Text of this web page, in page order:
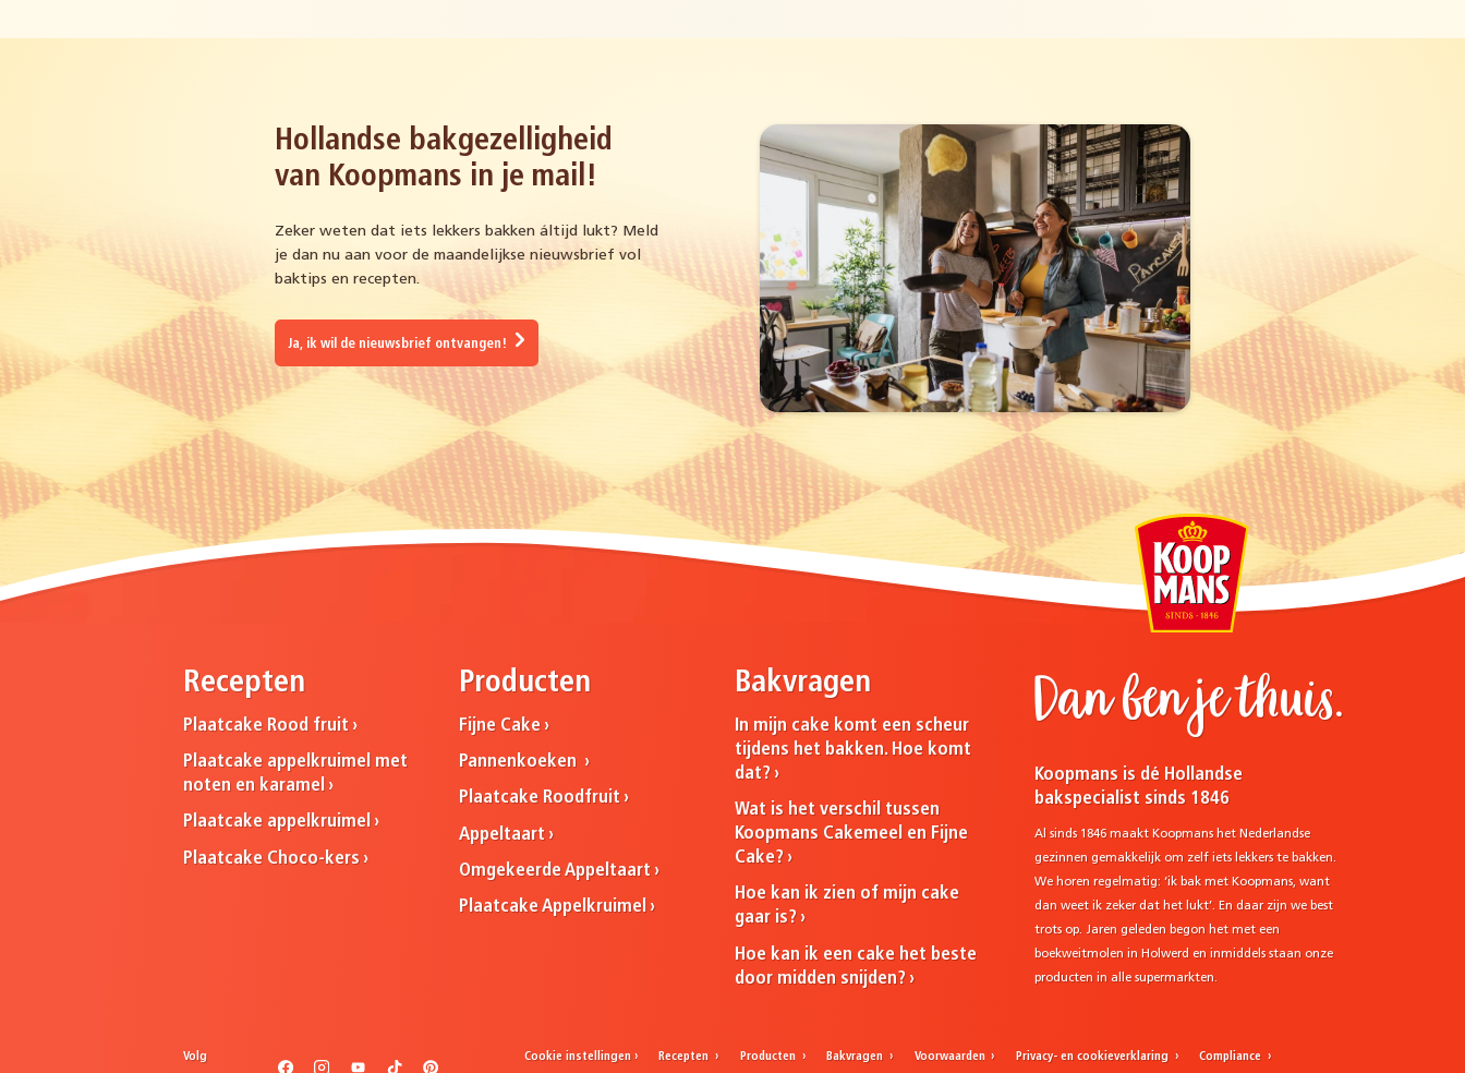
Hollandse bakgezelligheid
van Koopmans in je mail!
Zeker weten dat iets lekkers bakken áltijd lukt? Meld
je dan nu aan voor de maandelijkse nieuwsbrief vol
baktips en recepten.
Ja, ik wil de nieuwsbrief ontvangen!
Recepten
Plaatcake Rood fruit
Plaatcake appelkruimel met
noten en karamel
Plaatcake appelkruimel
Plaatcake Choco-kers
Producten
Fijne Cake
Pannenkoeken
Plaatcake Roodfruit
Appeltaart
Omgekeerde Appeltaart
Plaatcake Appelkruimel
Bakvragen
In mijn cake komt een scheur
tijdens het bakken. Hoe komt
dat?
Wat is het verschil tussen
Koopmans Cakemeel en Fijne
Cake?
Hoe kan ik zien of mijn cake
gaar is?
Hoe kan ik een cake het beste
door midden snijden?
Dan ben je thuis.
Koopmans is dé Hollandse
bakspecialist sinds 1846
Al sinds 1846 maakt Koopmans het Nederlandse
gezinnen gemakkelijk om zelf iets lekkers te bakken.
We horen regelmatig: ‘ik bak met Koopmans, want
dan weet ik zeker dat het lukt’. En daar zijn we best
trots op. Jaren geleden begon het met een
boekweitmolen in Holwerd en inmiddels staan onze
producten in alle supermarkten.
Volg Cookie instellingen Recepten Producten Bakvragen Voorwaarden Privacy- en cookieverklaring Compliance